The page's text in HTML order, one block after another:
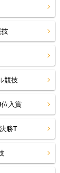
技
競技
入賞
勝T